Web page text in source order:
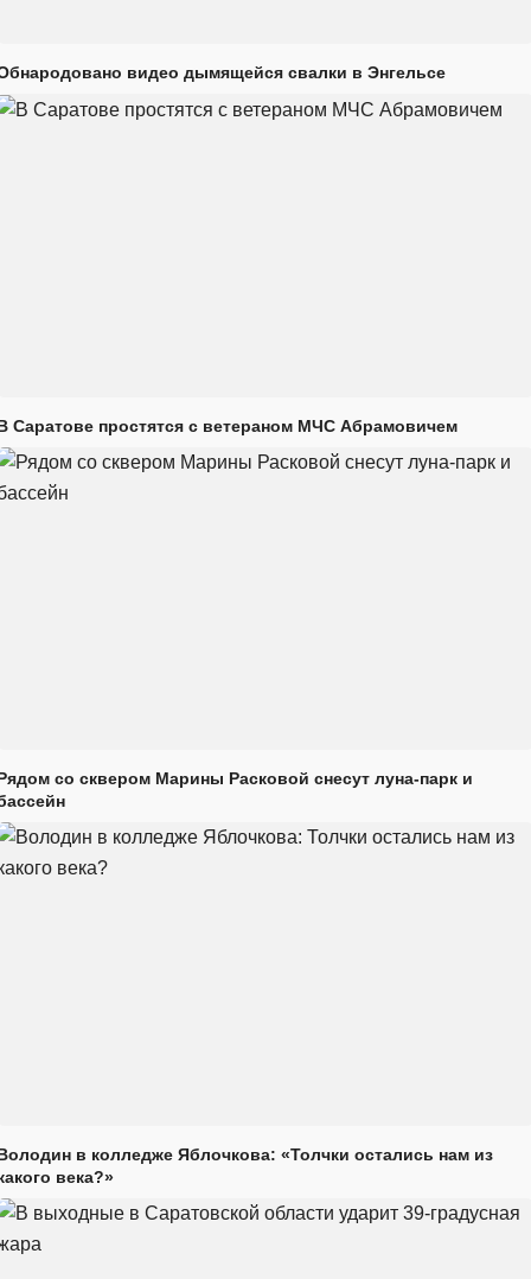
видео дымящейся свалки в Энгельсе
Саратове простятся с ветераном МЧС Абрамовичем
со сквером Марины Расковой снесут луна-парк и
в колледже Яблочкова: «Толчки остались нам из
века?»